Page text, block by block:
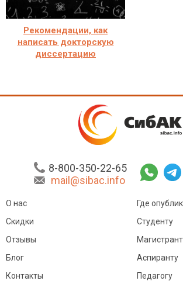
Рекомендации, как
написать докторскую
диссертацию
8-800-350-22-65
mail@sibac.info
О нас
Скидки
Отзывы
Блог
Контакты
Где
Студенту
Аспиранту
Педагогу